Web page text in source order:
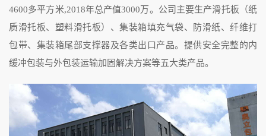
4600多平方米,2018年总产值3000万。公司主要生产滑托板（纸
质滑托板、塑料滑托板）、集装箱填充气袋、防滑纸、纤维打
包带、集装箱尾部支撑器及各类出口产品。提供安全完整的内
缓冲包装与外包装运输加固解决方案等五大类产品。